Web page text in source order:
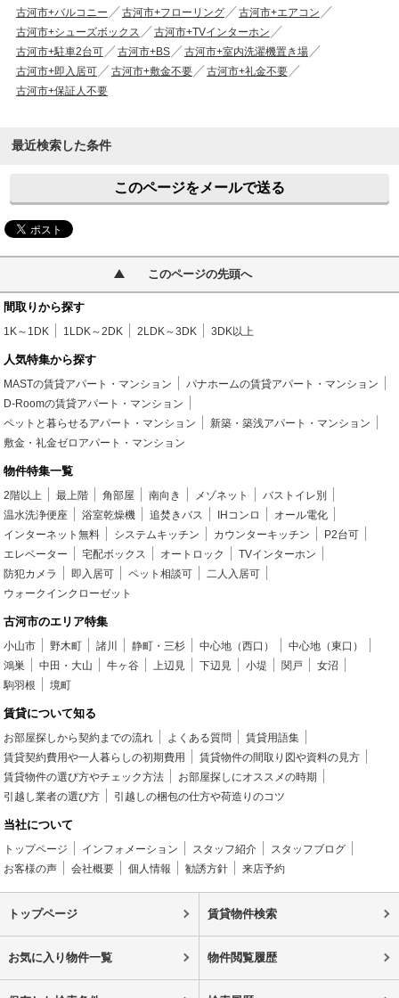
古河市+バルコニー
古河市+フローリング
古河市+エアコン
古河市+シューズボックス
古河市+TVインターホン
古河市+駐車2台可
古河市+BS
古河市+室内洗濯機置き場
古河市+即入居可
古河市+敷金不要
古河市+礼金不要
古河市+保証人不要
最近検索した条件
このページをメールで送る
このページの先頭へ
間取りから探す
1K～1DK 1LDK～2DK 2LDK～3DK 3DK以上
人気特集から探す
MASTの賃貸アパート・マンション
パナホームの賃貸アパート・マンション
D-Roomの賃貸アパート・マンション
ペットと暮らせるアパート・マンション
新築・築浅アパート・マンション
敷金・礼金ゼロアパート・マンション
物件特集一覧
2階以上 最上階 角部屋 南向き メゾネット
バストイレ別
温水洗浄便座
浴室乾燥機 追焚きバス IHコンロ
オール電化
インターネット無料
システムキッチン カウンターキッチン
P2台可
エレベーター
宅配ボックス オートロック
TVインターホン
防犯カメラ
即入居可 ペット相談可
二人入居可
ウォークインクローゼット
古河市のエリア特集
小山市 野木町 諸川 静町・三杉 中心地（西口）
中心地（東口）
鴻巣
中田・大山 牛ヶ谷 上辺見 下辺見 小堤 関戸
女沼
駒羽根
境町
賃貸について知る
お部屋探しから契約までの流れ よくある質問
賃貸用語集
賃貸契約費用や一人暮らしの初期費用
賃貸物件の間取り図や資料の見方
賃貸物件の選び方やチェック方法
お部屋探しにオススメの時期
引越し業者の選び方
引越しの梱包の仕方や荷造りのコツ
当社について
トップページ インフォメーション スタッフ紹介
スタッフブログ
お客様の声
会社概要 個人情報 勧誘方針 来店予約
トップページ 賃貸物件検索
お気に入り物件一覧 物件閲覧履歴